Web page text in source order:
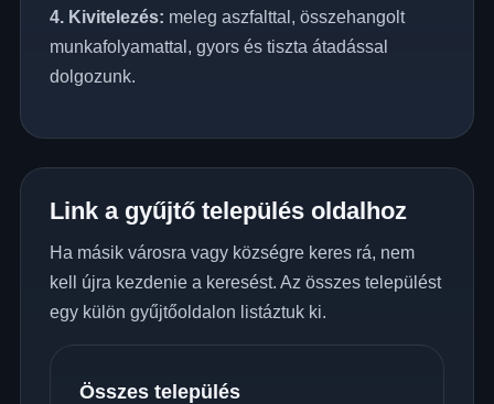
4. Kivitelezés: meleg aszfalttal, összehangolt
munkafolyamattal, gyors és tiszta átadással
dolgozunk.
Link a gyűjtő település oldalhoz
Ha másik városra vagy községre keres rá, nem
kell újra kezdenie a keresést. Az összes települést
egy külön gyűjtőoldalon listáztuk ki.
Összes település